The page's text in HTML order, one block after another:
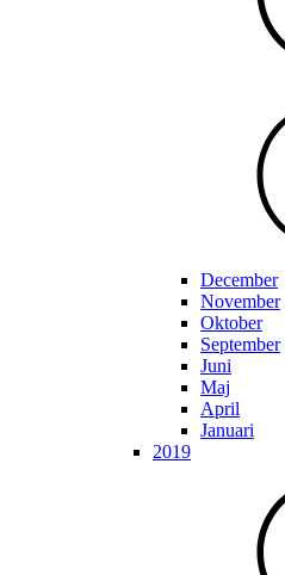
December
November
Oktober
September
Juni
Maj
April
Januari
2019